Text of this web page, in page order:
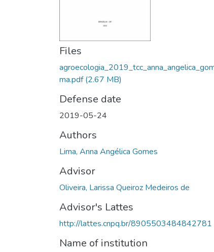
Files
ma.pdf(2.67 MB)
Defense date
2019-05-24
Authors
Lima, Anna Angélica Gomes
Advisor
Oliveira, Larissa Queiroz Medeiros de
Advisor's Lattes
http://lattes.cnpq.br/8905503484842781
Name of institution